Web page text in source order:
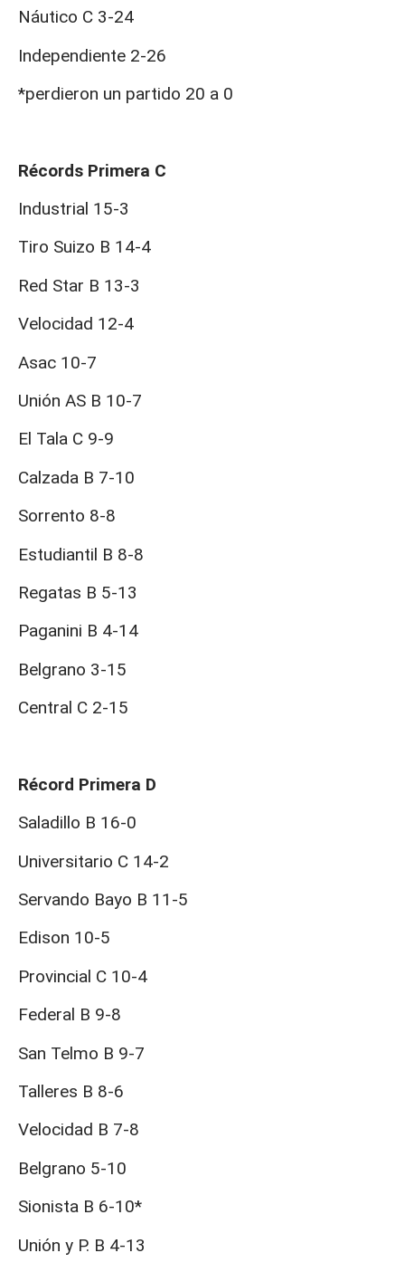
Náutico C 3-24
Independiente 2-26
*perdieron un partido 20 a 0
Récords Primera C
Industrial 15-3
Tiro Suizo B 14-4
Red Star B 13-3
Velocidad 12-4
Asac 10-7
Unión AS B 10-7
El Tala C 9-9
Calzada B 7-10
Sorrento 8-8
Estudiantil B 8-8
Regatas B 5-13
Paganini B 4-14
Belgrano 3-15
Central C 2-15
Récord Primera D
Saladillo B 16-0
Universitario C 14-2
Servando Bayo B 11-5
Edison 10-5
Provincial C 10-4
Federal B 9-8
San Telmo B 9-7
Talleres B 8-6
Velocidad B 7-8
Belgrano 5-10
Sionista B 6-10*
Unión y P. B 4-13